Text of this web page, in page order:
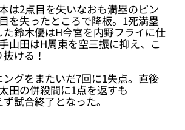
は2点目を失いなおも満塁のピン
を失ったところで降板。1死満塁
鈴木優はH今宮を内野フライに仕
山田はH周東を空三振に抑え、こ
ける！
グをまたいだ7回に1失点。直後
田の併殺間に1点を返すも
試合終了となった。